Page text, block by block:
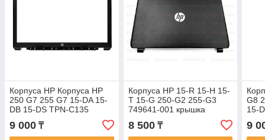
Корпуса HP Корпуса HP
250 G7 255 G7 15-DA 15-
DB 15-DS TPN-C135
корпус B часть рамка
9 000 ₸
Корпуса HP 15-R 15-H 15-
T 15-G 250-G2 255-G3
749641-001 крышка
матрицы A часть
8 500₸
G8
15-
9